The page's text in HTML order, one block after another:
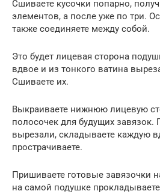
Сшиваете кусочки попарно,
элементов, а после уже по три.
также соединяете между собой.
Это будет лицевая сторона
вдвое и из тонкого ватина
Сшиваете их.
Выкраиваете нижнюю лицевую
полосочек для будущих завязок.
вырезали, складываете каждую
прострачиваете.
Пришиваете готовые завязочки
на самой подушке